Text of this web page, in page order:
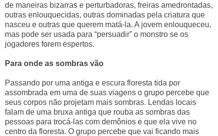
de maneiras bizarras e perturbadoras, freiras amedrontadas,
outras enlouquecidas, outras dominadas pela criatura que
nasceu e outras que querem matá-la. A jovem enlouqueceu,
mas pode ser usada para “persuadir” o monstro se os
jogadores forem espertos.
Para onde as sombras vão
Passando por uma antiga e escura floresta tida por
assombrada em uma de suas viagens o grupo percebe que
seus corpos não projetam mais sombras. Lendas locais
falam de uma bruxa antiga que rouba as sombras das
pessoas para trocá-las com demônios e que ela vive no
centro da floresta. O grupo percebe que vai ficando mais